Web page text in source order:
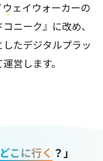
ェイウォーカーの
ニーク』に改め、
たデジタルプラッ
営します。
どこに行く ？」